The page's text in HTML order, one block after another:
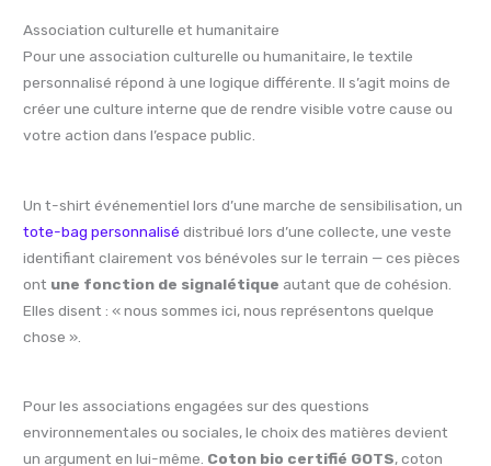
Association culturelle et humanitaire
Pour une association culturelle ou humanitaire, le textile
personnalisé répond à une logique différente. Il s’agit moins de
créer une culture interne que de rendre visible votre cause ou
votre action dans l’espace public.
Un t-shirt événementiel lors d’une marche de sensibilisation, un
tote-bag personnalisé distribué lors d’une collecte, une veste
identifiant clairement vos bénévoles sur le terrain — ces pièces
ont une fonction de signalétique autant que de cohésion.
Elles disent : « nous sommes ici, nous représentons quelque
chose ».
Pour les associations engagées sur des questions
environnementales ou sociales, le choix des matières devient
un argument en lui-même. Coton bio certifié GOTS, coton